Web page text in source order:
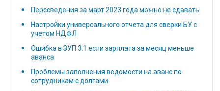
Перссведения за март 2023 года можно не сдавать
Настройки универсального отчета для сверки БУ с
учетом НДФЛ
Ошибка в ЗУП 3.1 если зарплата за месяц меньше
аванса
Проблемы заполнения ведомости на аванс по
сотрудникам с долгами